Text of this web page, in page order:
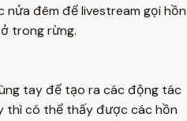
nửa đêm để livestream gọi hồn
trong rừng.
tay để tạo ra các động tác
thì có thể thấy được các hồn